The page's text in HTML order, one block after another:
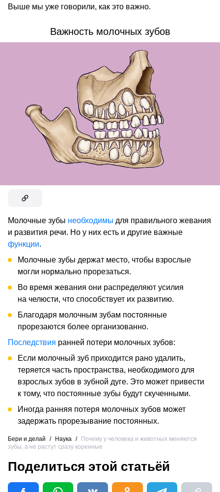
Выше мы уже говорили, как это важно.
Важность молочных зубов
Молочные зубы необходимы для правильного жевания
и развития речи. Но у них есть и другие важные
функции.
Молочные зубы держат место, чтобы взрослые
могли нормально прорезаться.
Во время жевания они распределяют усилия
на челюсти, что способствует их развитию.
Благодаря молочным зубам постоянные
прорезаются более организованно.
Последствия ранней потери молочных зубов:
Если молочный зуб приходится рано удалить,
теряется часть пространства, необходимого для
взрослых зубов в зубной дуге. Это может привести
к тому, что постоянные зубы будут скученными.
Иногда ранняя потеря молочных зубов может
задержать прорезывание постоянных.
Бери и делай / Наука /
Почему у человека и животных меняются
зубы, а не растут сразу коренные
Поделиться этой статьёй